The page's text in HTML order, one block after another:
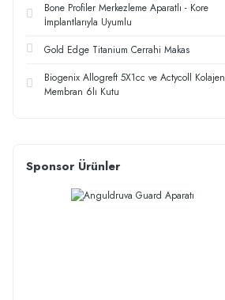
Bone Profiler Merkezleme Aparatlı - Kore
İmplantlarıyla Uyumlu
Gold Edge Titanium Cerrahi Makas
Biogenix Allogreft 5X1cc ve Actycoll Kolajen
Membran 6lı Kutu
Sponsor Ürünler